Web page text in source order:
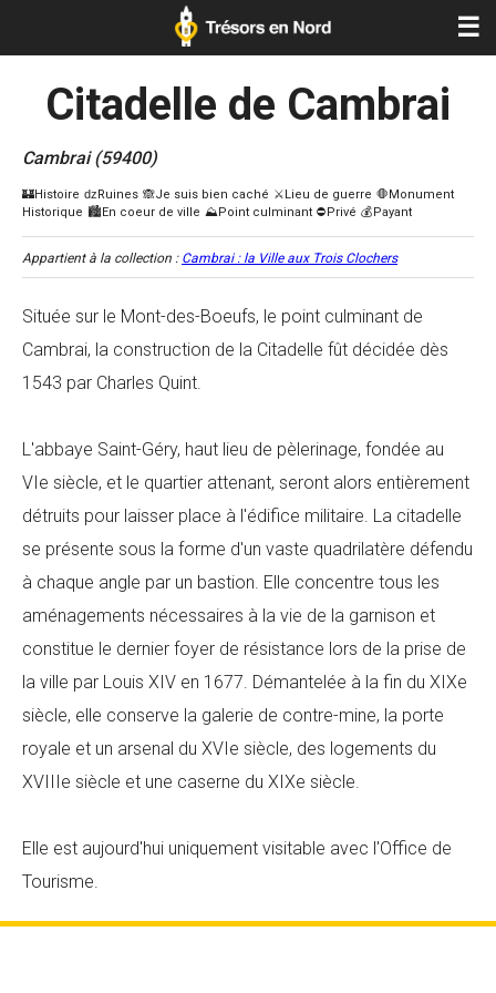
☰
Citadelle de Cambrai
Cambrai (59400)
Appartient à la collection : Cambrai : la Ville aux Trois Clochers
Située sur le Mont-des-Boeufs, le point culminant de
Cambrai, la construction de la Citadelle fût décidée dès
1543 par Charles Quint.
L'abbaye Saint-Géry, haut lieu de pèlerinage, fondée au
VIe siècle, et le quartier attenant, seront alors entièrement
détruits pour laisser place à l'édifice militaire. La citadelle
se présente sous la forme d'un vaste quadrilatère défendu
à chaque angle par un bastion. Elle concentre tous les
aménagements nécessaires à la vie de la garnison et
constitue le dernier foyer de résistance lors de la prise de
la ville par Louis XIV en 1677. Démantelée à la fin du XIXe
siècle, elle conserve la galerie de contre-mine, la porte
royale et un arsenal du XVIe siècle, des logements du
XVIIIe siècle et une caserne du XIXe siècle.
Elle est aujourd'hui uniquement visitable avec l'Office de
Tourisme.